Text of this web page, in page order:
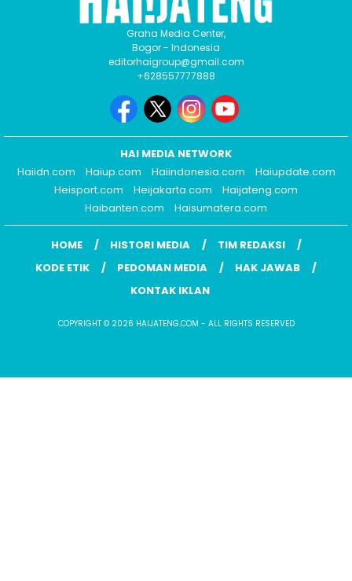
Graha Media Center,
Bogor - Indonesia
editorhaigroup@gmail.com
+628557777888
HAI MEDIA NETWORK
Haiidn.com
Haiup.com Haiindonesia.com
Haiupdate.com
Heisport.com
Heijakarta.com
Haijateng.com
Haibanten.com
Haisumatera.com
HOME HISTORI MEDIA
TIM REDAKSI
KODE ETIK
PEDOMAN MEDIA
HAK JAWAB
KONTAK IKLAN
COPYRIGHT © 2026 HAIJATENG.COM - ALL RIGHTS RESERVED